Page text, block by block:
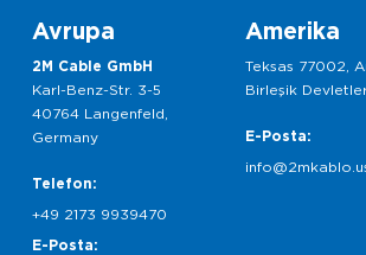
Avrupa
2M Cable GmbH
Karl-Benz-Str. 3-5
40764 Langenfeld,
Germany
Telefon:
+49 2173 9939470
E-Posta:
Amerika
Teksas 77002,
Birleşik
E-Posta: